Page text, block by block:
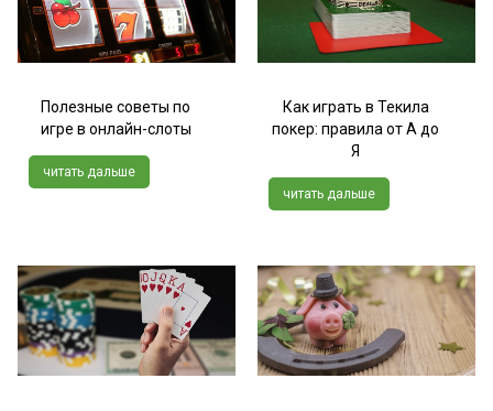
Полезные советы по
игре в онлайн-слоты
читать дальше
Как играть в Текила
покер: правила от А до
Я
читать дальше